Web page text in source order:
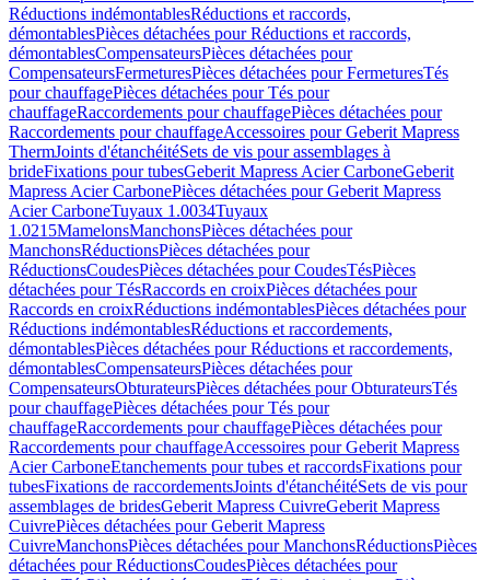
Réductions indémontablesRéductions et raccords,
démontablesPièces détachées pour Réductions et raccords,
démontablesCompensateursPièces détachées pour
CompensateursFermeturesPièces détachées pour FermeturesTés
pour chauffagePièces détachées pour Tés pour
chauffageRaccordements pour chauffagePièces détachées pour
Raccordements pour chauffageAccessoires pour Geberit Mapress
ThermJoints d'étanchéitéSets de vis pour assemblages à
brideFixations pour tubesGeberit Mapress Acier CarboneGeberit
Mapress Acier CarbonePièces détachées pour Geberit Mapress
Acier CarboneTuyaux 1.0034Tuyaux
1.0215MamelonsManchonsPièces détachées pour
ManchonsRéductionsPièces détachées pour
RéductionsCoudesPièces détachées pour CoudesTésPièces
détachées pour TésRaccords en croixPièces détachées pour
Raccords en croixRéductions indémontablesPièces détachées pour
Réductions indémontablesRéductions et raccordements,
démontablesPièces détachées pour Réductions et raccordements,
démontablesCompensateursPièces détachées pour
CompensateursObturateursPièces détachées pour ObturateursTés
pour chauffagePièces détachées pour Tés pour
chauffageRaccordements pour chauffagePièces détachées pour
Raccordements pour chauffageAccessoires pour Geberit Mapress
Acier CarboneEtanchements pour tubes et raccordsFixations pour
tubesFixations de raccordementsJoints d'étanchéitéSets de vis pour
assemblages de bridesGeberit Mapress CuivreGeberit Mapress
CuivrePièces détachées pour Geberit Mapress
CuivreManchonsPièces détachées pour ManchonsRéductionsPièces
détachées pour RéductionsCoudesPièces détachées pour